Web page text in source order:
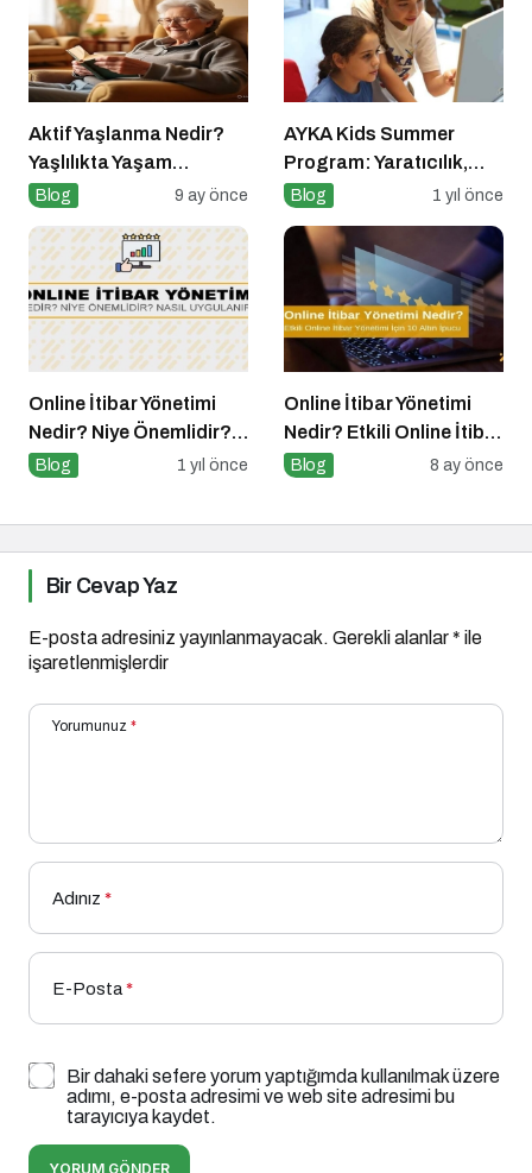
Aktif Yaşlanma Nedir?
Yaşlılıkta Yaşam
Kalitesini Artırmanın
Blog 9 ay önce
AYKA Kids Summer
Program: Yaratıcılık,
Disiplin ve İngilizce Bir
Blog 1 yıl önce
Online İtibar Yönetimi
Nedir? Niye Önemlidir?
Online İtibar Yönetimi
Blog 1 yıl önce
Online İtibar Yönetimi
Nedir? Etkili Online İtibar
Yönetimi İçin 10 Altın
Blog 8 ay önce
Bir Cevap Yaz
E-posta adresiniz yayınlanmayacak. Gerekli alanlar* ile
işaretlenmişlerdir
Yorumunuz *
Adınız *
E-Posta*
Bir dahaki sefere yorum yaptığımda kullanılmak üzere
adımı, e-posta adresimi ve web site adresimi bu
tarayıcıya kaydet.
YORUM GÖNDER